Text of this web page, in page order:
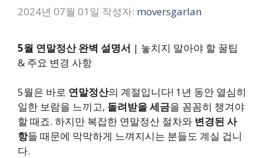
2024년 07월 01일 작성자: moversgarlan
5월 연말정산 완벽 설명서 | 놓치지 말아야 할 꿀팁
& 주요 변경 사항
5월은 바로 연말정산의 계절입니다! 1년 동안 열심히
일한 보람을 느끼고, 돌려받을 세금을 꼼꼼히 챙겨야
할 때죠. 하지만 복잡한 연말정산 절차와 변경된 사
항들 때문에 막막하게 느껴지시는 분들도 계실 겁니
다.